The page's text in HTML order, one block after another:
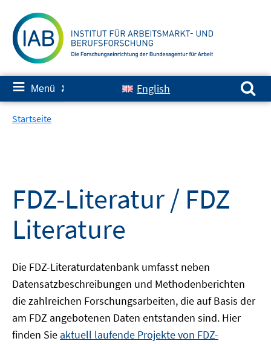
zum
Inhalt
≡ Menü ✘ English
Suchen nach:
Startseite
FDZ-Literatur / FDZ
Literature
Die FDZ-Literaturdatenbank umfasst neben
Datensatzbeschreibungen und Methodenberichten
die zahlreichen Forschungsarbeiten, die auf Basis der
am FDZ angebotenen Daten entstanden sind. Hier
finden Sie aktuell laufende Projekte von FDZ-